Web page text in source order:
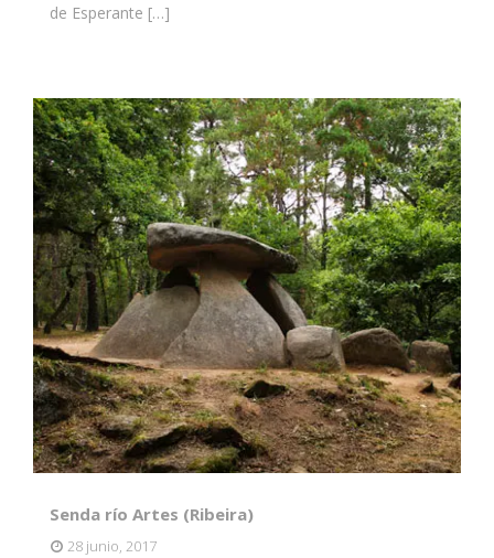
de Esperante […]
Senda río Artes (Ribeira)
28 junio, 2017